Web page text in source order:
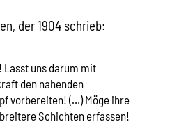
der 1904 schrieb:
Lasst uns darum mit
den nahenden
vorbereiten! (…) Möge ihre
Schichten erfassen!